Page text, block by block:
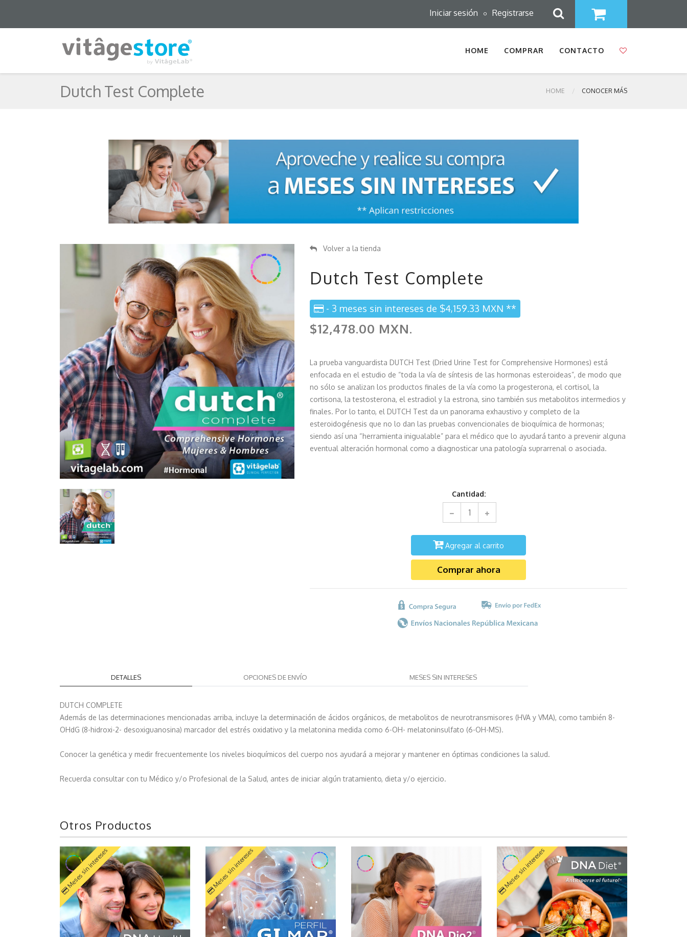
Iniciar sesión o Registrarse
HOME COMPRAR CONTACTO
Dutch Test Complete HOME CONOCER MÁS
Volver a la tienda
Dutch Test Complete
- 3 meses sin intereses de $4,159.33 MXN **
$12,478.00 MXN.
La prueba vanguardista DUTCH Test (Dried Urine Test for Comprehensive Hormones) está
enfocada en el estudio de “toda la vía de síntesis de las hormonas esteroideas”, de modo que
no sólo se analizan los productos finales de la vía como la progesterona, el cortisol, la
cortisona, la testosterona, el estradiol y la estrona, sino también sus metabolitos intermedios y
finales. Por lo tanto, el DUTCH Test da un panorama exhaustivo y completo de la
esteroidogénesis que no lo dan las pruebas convencionales de bioquímica de hormonas;
siendo así una “herramienta inigualable” para el médico que lo ayudará tanto a prevenir alguna
eventual alteración hormonal como a diagnosticar una patología suprarrenal o asociada.
Cantidad:
Agregar al carrito
Comprar ahora
DETALLES OPCIONES DE ENVÍO MESES SIN INTERESES
DUTCH COMPLETE
Además de las determinaciones mencionadas arriba, incluye la determinación de ácidos orgánicos, de metabolitos de neurotransmisores (HVA y VMA), como también 8-
OHdG (8-hidroxi-2- desoxiguanosina) marcador del estrés oxidativo y la melatonina medida como 6-OH- melatoninsulfato (6-OH-MS).
Conocer la genética y medir frecuentemente los niveles bioquímicos del cuerpo nos ayudará a mejorar y mantener en óptimas condiciones la salud.
Recuerda consultar con tu Médico y/o Profesional de la Salud, antes de iniciar algún tratamiento, dieta y/o ejercicio.
Otros Productos
Meses sin intereses Meses sin intereses Meses sin intereses